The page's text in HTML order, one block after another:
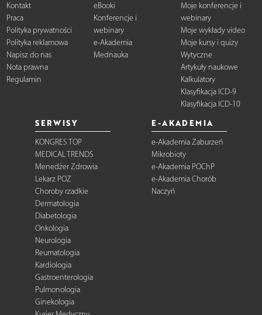
Kontakt
Praca
Polityka prywatności
Polityka reklamowa
Napisz do nas
Nota prawna
Regulamin
eBooki
Konferencje i
webinary
e-Akademia
Mednauka
Moje konferencje i
webinary
Moje wykłady video
Moje kursy i quizy
Wytyczne
Artykuły naukowe
Kalkulatory
Klasyfikacja ICD-9
Klasyfikacja ICD-10
SERWISY
KONGRES TOP
MEDICAL TRENDS
Menedżer Zdrowia
Lekarz POZ
Choroby rzadkie
Dermatologia
Diabetologia
Onkologia
Neurologia
Reumatologia
Kardiologia
Gastroenterologia
Pulmonologia
Ginekologia
E-AKADEMIA
e-Akademia Zaburzeń
Mikrobioty
e-Akademia POChP
e-Akademia Chorób
Naczyń